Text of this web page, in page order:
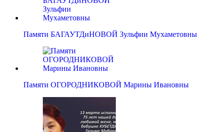
Памяти БАГАУТДиНОВОЙ Зульфии Мухаметовны
Памяти ОГОРОДНИКОВОЙ Марины Ивановны